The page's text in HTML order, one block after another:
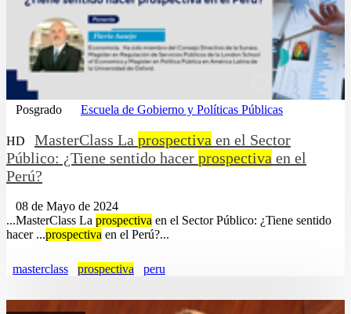
Posgrado Escuela de Gobierno y Políticas Públicas
HD MasterClass La prospectiva en el Sector
Público: ¿Tiene sentido hacer prospectiva en el
Perú?
08 de Mayo de 2024
...MasterClass La prospectiva en el Sector Público: ¿Tiene sentido
hacer ...prospectiva en el Perú?...
masterclass prospectiva peru